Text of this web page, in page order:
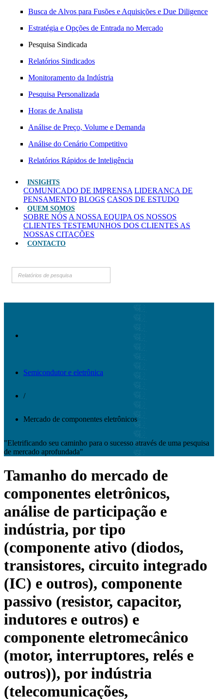
Busca de Alvos para Fusões e Aquisições e Due Diligence
Estratégia e Opções de Entrada no Mercado
Pesquisa Sindicada
Relatórios Sindicados
Monitoramento da Indústria
Pesquisa Personalizada
Horas de Analista
Análise de Preço, Volume e Demanda
Análise do Cenário Competitivo
Relatórios Rápidos de Inteligência
INSIGHTS
COMUNICADO DE IMPRENSA LIDERANÇA DE
PENSAMENTO BLOGS CASOS DE ESTUDO
QUEM SOMOS
SOBRE NÓS A NOSSA EQUIPA OS NOSSOS
CLIENTES TESTEMUNHOS DOS CLIENTES AS
NOSSAS CITAÇÕES
CONTACTO
Semicondutor e eletrônica
/
Mercado de componentes eletrônicos
"Eletrificando seu caminho para o sucesso através de uma pesquisa
de mercado aprofundada"
Tamanho do mercado de
componentes eletrônicos,
análise de participação e
indústria, por tipo
(componente ativo (diodos,
transistores, circuito integrado
(IC) e outros), componente
passivo (resistor, capacitor,
indutores e outros) e
componente eletromecânico
(motor, interruptores, relés e
outros)), por indústria
(telecomunicações,